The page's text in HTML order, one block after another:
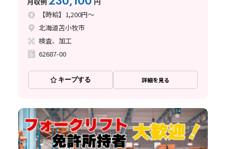
【時給】1,200円～
北海道苫小牧市
検査、加工
62687-00
キープする 詳細を見る